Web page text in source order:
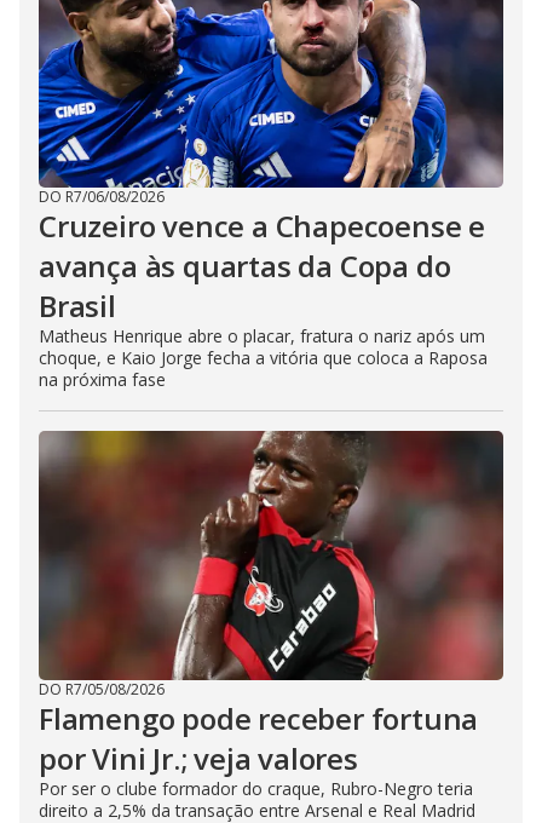
DO R7/06/08/2026
Cruzeiro vence a Chapecoense e
avança às quartas da Copa do
Brasil
Matheus Henrique abre o placar, fratura o nariz após um
choque, e Kaio Jorge fecha a vitória que coloca a Raposa
na próxima fase
DO R7/05/08/2026
Flamengo pode receber fortuna
por Vini Jr.; veja valores
Por ser o clube formador do craque, Rubro-Negro teria
direito a 2,5% da transação entre Arsenal e Real Madrid